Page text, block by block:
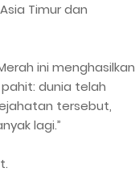
Timur dan
ini menghasilkan
dunia telah
tersebut,
lagi.”